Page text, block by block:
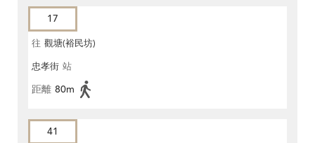
17
往 觀塘(裕民坊)
忠孝街 站
距離 80m
41